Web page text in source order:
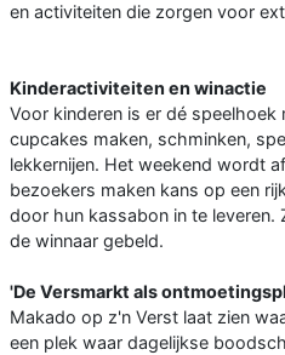
en activiteiten die zorgen voor
Kinderactiviteiten en winactie
Voor kinderen is er dé
cupcakes maken, schminken,
lekkernijen. Het weekend wordt
bezoekers maken kans op een
door hun kassabon in te
de winnaar gebeld.
'De Versmarkt als
Makado op z'n Verst laat zien
een plek waar dagelijkse